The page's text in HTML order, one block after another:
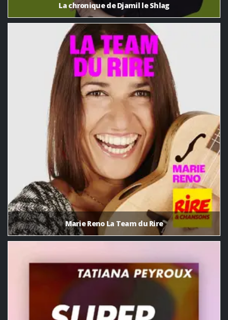
La chronique de Djamil le Shlag
Marie Reno La Team du Rire